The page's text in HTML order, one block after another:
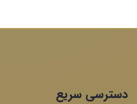
دسترسی سریع